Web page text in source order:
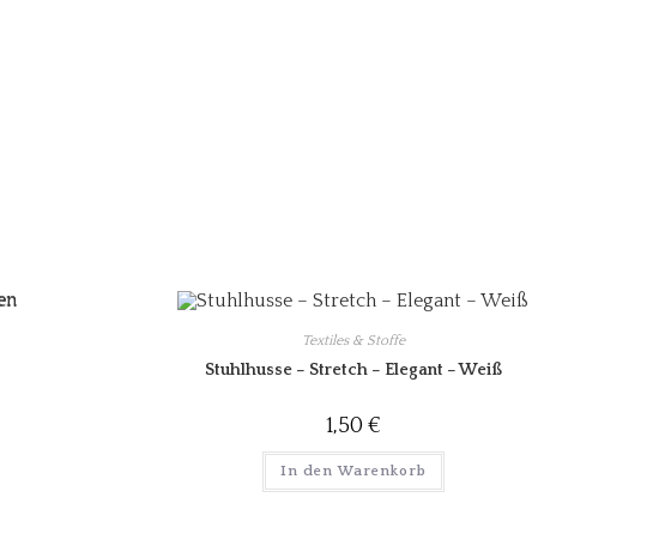
Textiles & Stoffe
Stuhlhusse – Stretch – Elegant – Weiß
1,50 €
In den Warenkorb